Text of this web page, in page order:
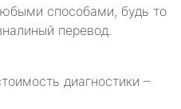
способами, будь то
перевод.
диагностики –